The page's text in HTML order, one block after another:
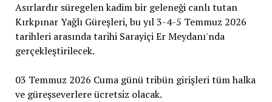
Asırlardır süregelen kadim bir geleneği canlı tutan
Kırkpınar Yağlı Güreşleri, bu yıl 3-4-5 Temmuz 2026
tarihleri arasında tarihi Sarayiçi Er Meydanı'nda
gerçekleştirilecek.
03 Temmuz 2026 Cuma günü tribün girişleri tüm halka
ve güreşseverlere ücretsiz olacak.